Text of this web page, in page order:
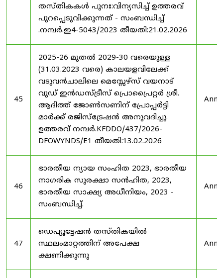
തസ്തികകൾ പുനഃ:വിന്യസിച്ച് ഉത്തരവ്
പുറപ്പെടുവിക്കുന്നത് - സംബന്ധിച്ച്
.നമ്പർ.ഇ4-5043/2023 തീയതി:21.02.2026
45
2025-26 മുതൽ 2029-30 വരെയുള്ള
(31.03.2023 വരെ) കാലയളവിലേക്ക്
വടുവൻചാലിലെ മെസ്സേഴ്സ് വയനാട്
വുഡ് ഇൻഡസ്ട്രീസ് പ്രൊപ്രൈറ്റർ ശ്രീ.
ആദിത്ത് ജോൺസണിന് പ്രോപ്പർട്ടി
മാർക്ക് രജിസ്ട്രേഷൻ അനുവദിച്ചു.
ഉത്തരവ് നമ്പർ.KFDDO/437/2026-
DFOWYNDS/E1 തീയതി:13.02.2026
46
ഭാരതീയ ന്യായ സംഹിത 2023, ഭാരതീയ
നാഗരിക സുരക്ഷാ സൻഹിത, 2023,
ഭാരതീയ സാക്ഷ്യ അധീനിയം, 2023 -
സംബന്ധിച്ച്.
47
ഡെപ്യൂട്ടേഷൻ തസ്തികയിൽ
സ്ഥലംമാറ്റത്തിന് അപേക്ഷ
ക്ഷണിക്കുന്നു